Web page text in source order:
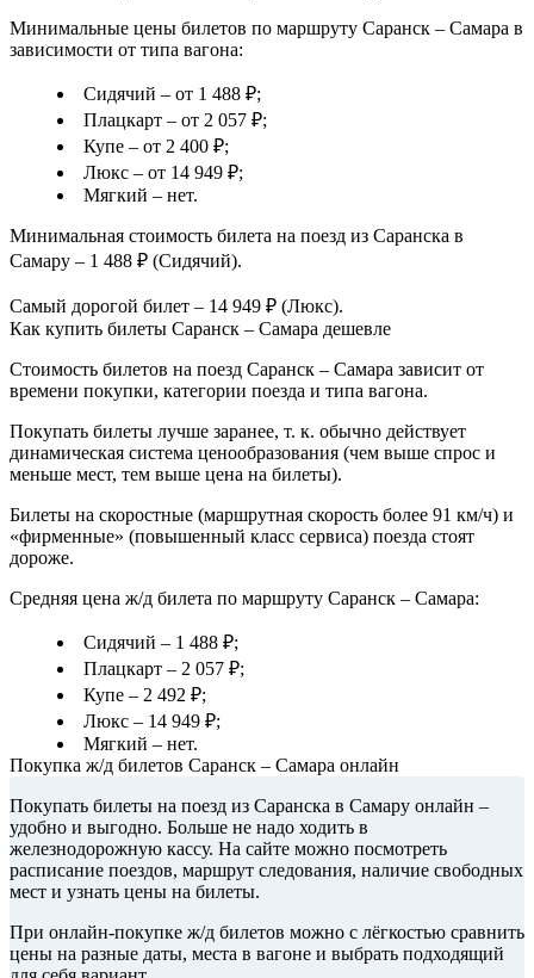
Минимальные цены билетов по маршруту Саранск – Самара в
зависимости от типа вагона:
Сидячий – от 1 488 ₽;
Плацкарт – от 2 057 ₽;
Купе – от 2 400 ₽;
Люкс – от 14 949 ₽;
Мягкий – нет.
Минимальная стоимость билета на поезд из Саранска в
Самару – 1 488 ₽ (Сидячий).
Самый дорогой билет – 14 949 ₽ (Люкс).
Как купить билеты Саранск – Самара дешевле
Стоимость билетов на поезд Саранск – Самара зависит от
времени покупки, категории поезда и типа вагона.
Покупать билеты лучше заранее, т. к. обычно действует
динамическая система ценообразования (чем выше спрос и
меньше мест, тем выше цена на билеты).
Билеты на скоростные (маршрутная скорость более 91 км/ч) и
«фирменные» (повышенный класс сервиса) поезда стоят
дороже.
Средняя цена ж/д билета по маршруту Саранск – Самара:
Сидячий – 1 488 ₽;
Плацкарт – 2 057 ₽;
Купе – 2 492 ₽;
Люкс – 14 949 ₽;
Мягкий – нет.
Покупка ж/д билетов Саранск – Самара онлайн
Покупать билеты на поезд из Саранска в Самару онлайн –
удобно и выгодно. Больше не надо ходить в
железнодорожную кассу. На сайте можно посмотреть
расписание поездов, маршрут следования, наличие свободных
мест и узнать цены на билеты.
При онлайн-покупке ж/д билетов можно с лёгкостью сравнить
цены на разные даты, места в вагоне и выбрать подходящий